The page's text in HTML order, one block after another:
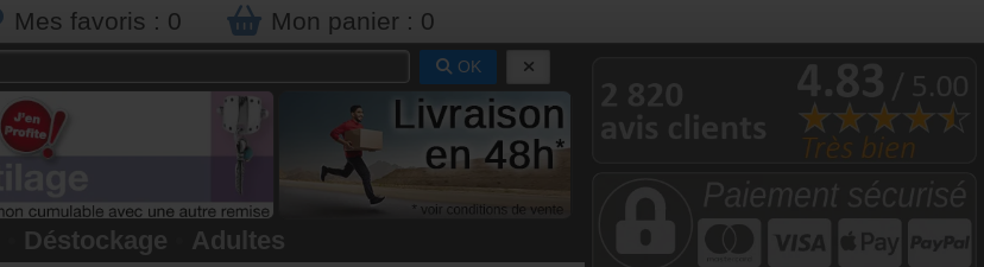
Mes favoris : 0 Mon panier : 0
OK
Déstockage Adultes